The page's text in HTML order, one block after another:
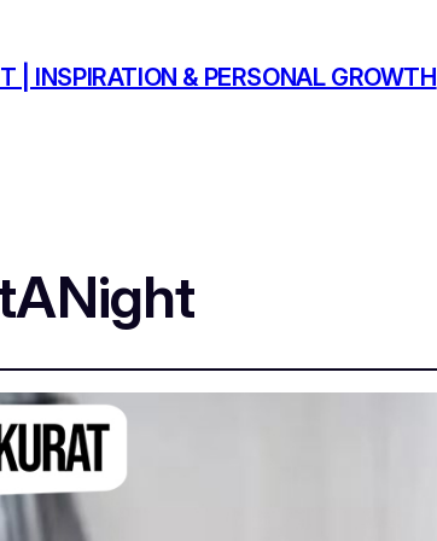
| INSPIRATION & PERSONAL GROWTH